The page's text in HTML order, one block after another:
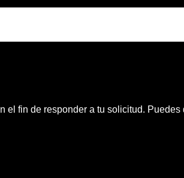
el fin de responder a tu solicitud. Puedes